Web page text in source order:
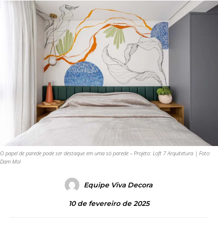
O papel de parede pode ser destaque em uma só parede – Projeto: Loft 7 Arquitetura | Foto:
Dam Mol
Equipe Viva Decora
10 de fevereiro de 2025